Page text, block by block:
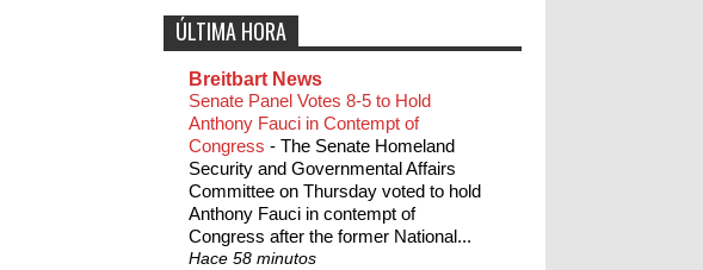
ÚLTIMA HORA
Breitbart News
Senate Panel Votes 8-5 to Hold
Anthony Fauci in Contempt of
Congress - The Senate Homeland
Security and Governmental Affairs
Committee on Thursday voted to hold
Anthony Fauci in contempt of
Congress after the former National...
Hace 58 minutos